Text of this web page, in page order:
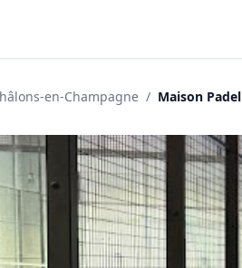
en-Champagne / Maison Padel